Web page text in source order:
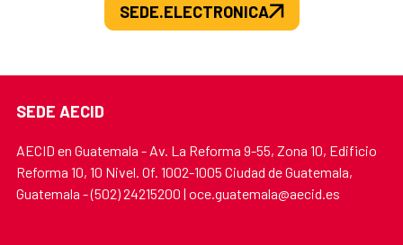
SEDE.ELECTRONICA
SEDE AECID
AECID en Guatemala - Av. La Reforma 9-55, Zona 10, Edificio
Reforma 10, 10 Nivel. Of. 1002-1005 Ciudad de Guatemala,
Guatemala - (502) 24215200 | oce.guatemala@aecid.es